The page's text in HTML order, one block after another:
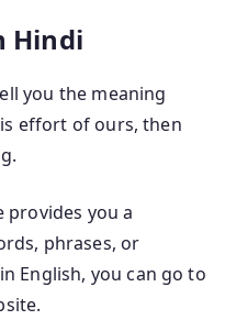
Hindi
you the meaning
effort of ours, then
provides you a
phrases, or
English, you can go to